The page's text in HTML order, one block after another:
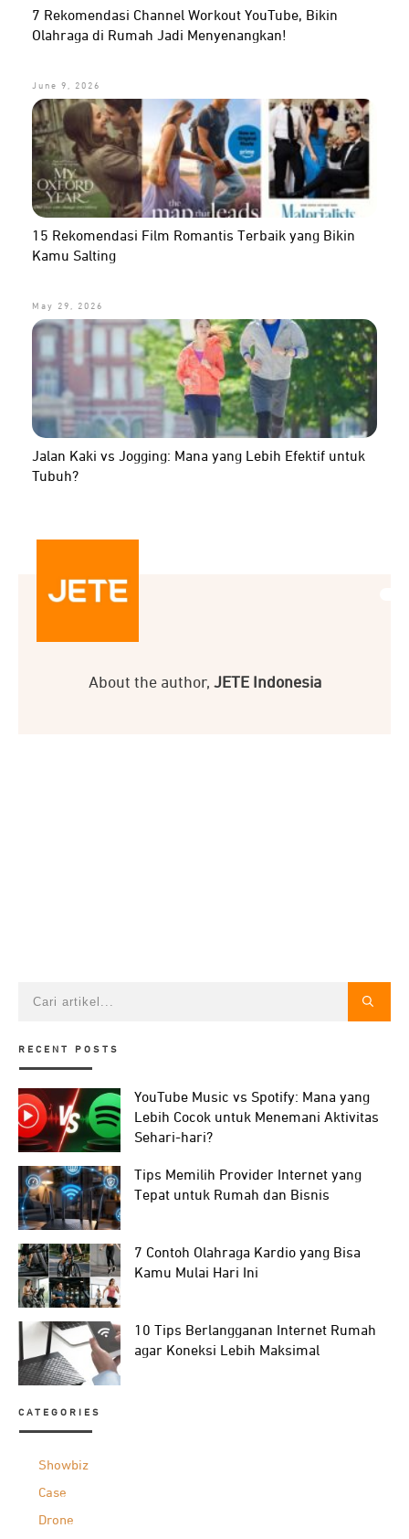
7 Rekomendasi Channel Workout YouTube, Bikin
Olahraga di Rumah Jadi Menyenangkan!
June 9, 2026
15 Rekomendasi Film Romantis Terbaik yang Bikin
Kamu Salting
May 29, 2026
Jalan Kaki vs Jogging: Mana yang Lebih Efektif untuk
Tubuh?
About the author, JETE Indonesia
RECENT POSTS
YouTube Music vs Spotify: Mana yang
Lebih Cocok untuk Menemani Aktivitas
Sehari-hari?
Tips Memilih Provider Internet yang
Tepat untuk Rumah dan Bisnis
7 Contoh Olahraga Kardio yang Bisa
Kamu Mulai Hari Ini
10 Tips Berlangganan Internet Rumah
agar Koneksi Lebih Maksimal
CATEGORIES
Showbiz
Case
Drone